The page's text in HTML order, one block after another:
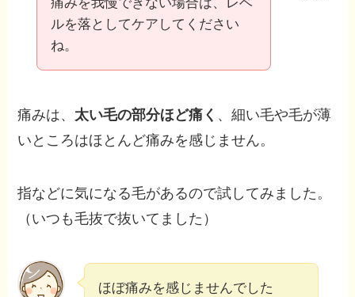
ルを落としてケアしてください
ね。
痛みは、 太い毛の部分ほど痛く 、細い毛や毛が薄
いところはほとんど痛みを感じません。
指などに気になる毛があるので試してみました。
（いつも毛抜で抜いてました）
ほぼ痛みを感じませんでした